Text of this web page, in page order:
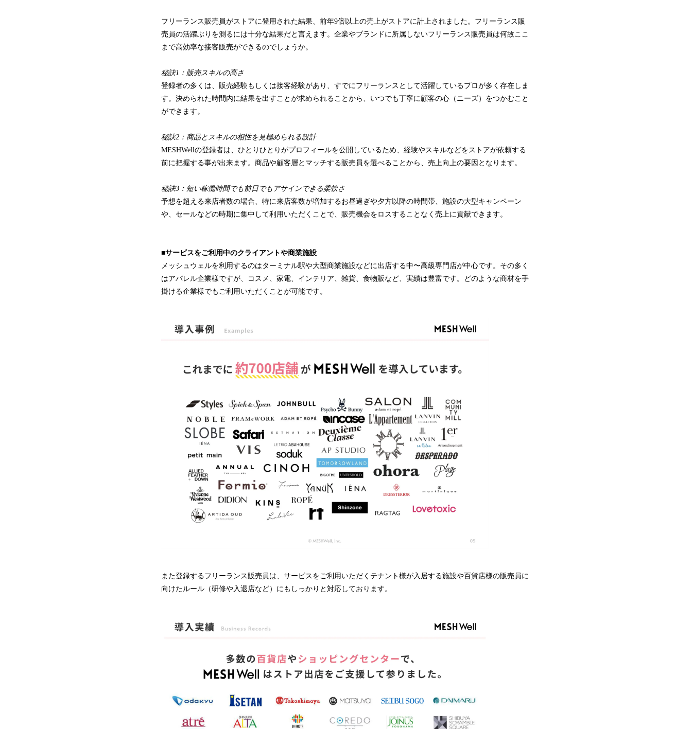
フリーランス販売員がストアに登用された結果、前年9倍以上の売上がストアに計上されました。フリーランス販
売員の活躍ぶりを測るには十分な結果だと言えます。企業やブランドに所属しないフリーランス販売員は何故ここ
まで高効率な接客販売ができるのでしょうか。
秘訣1：販売スキルの高さ
登録者の多くは、販売経験もしくは接客経験があり、すでにフリーランスとして活躍しているプロが多く存在しま
す。決められた時間内に結果を出すことが求められることから、いつでも丁寧に顧客の心（ニーズ）をつかむこと
ができます。
秘訣2：商品とスキルの相性を見極められる設計
MESHWellの登録者は、ひとりひとりがプロフィールを公開しているため、経験やスキルなどをストアが依頼する
前に把握する事が出来ます。商品や顧客層とマッチする販売員を選べることから、売上向上の要因となります。
秘訣3：短い稼働時間でも前日でもアサインできる柔軟さ
予想を超える来店者数の場合、特に来店客数が増加するお昼過ぎや夕方以降の時間帯、施設の大型キャンペーン
や、セールなどの時期に集中して利用いただくことで、販売機会をロスすることなく売上に貢献できます。
■サービスをご利用中のクライアントや商業施設
メッシュウェルを利用するのはターミナル駅や大型商業施設などに出店する中〜高級専門店が中心です。その多く
はアパレル企業様ですが、コスメ、家電、インテリア、雑貨、食物販など、実績は豊富です。どのような商材を手
掛ける企業様でもご利用いただくことが可能です。
また登録するフリーランス販売員は、サービスをご利用いただくテナント様が入居する施設や百貨店様の販売員に
向けたルール（研修や入退店など）にもしっかりと対応しております。